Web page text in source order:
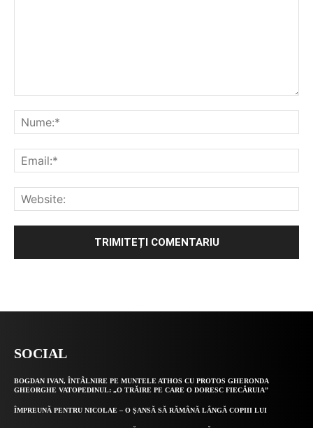
SOCIAL
BOGDAN IVAN, ÎNTÂLNIRE PE MUNTELE ATHOS CU PROTOS GHERONDA
GHEORGHE VATOPEDINUL: „O TRĂIRE PE CARE O DORESC FIECĂRUIA”
ÎMPREUNĂ PENTRU NICOLAE – O ȘANSĂ SĂ RĂMÂNĂ LÂNGĂ COPIII LUI